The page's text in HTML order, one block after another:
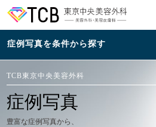
TCB東京中央美容外科
症例写真
豊富な症例写真から、